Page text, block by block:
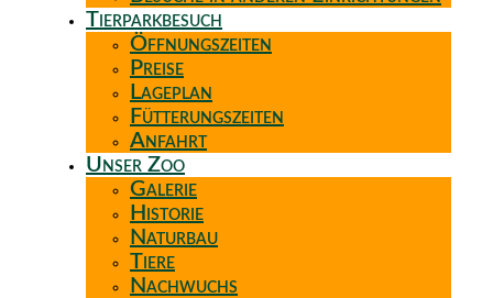
Tierparkbesuch
Öffnungszeiten
Preise
Lageplan
Fütterungszeiten
Anfahrt
Unser Zoo
Galerie
Historie
Naturbau
Tiere
Nachwuchs